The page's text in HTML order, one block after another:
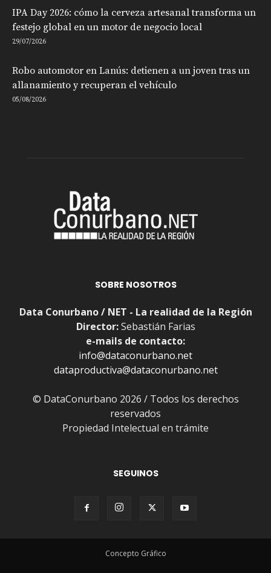
IPA Day 2026: cómo la cerveza artesanal transforma un
festejo global en un motor de negocio local
29/07/2026
Robo automotor en Lanús: detienen a un joven tras un
allanamiento y recuperan el vehículo
05/08/2026
SOBRE NOSOTROS
Data Conurbano / NET - La realidad de la Región
Director:Sebastián Farias
e-mails de contacto:
info@dataconurbano.net
dataproductiva@dataconurbano.net
© DataConurbano 2026 / Todos los derechos
reservados
Propiedad Intelectual en trámite
SEGUINOS
Concepto Gráfico